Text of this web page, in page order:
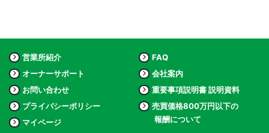
営業所紹介
オーナーサポート
お問い合わせ
プライバシーポリシー
マイページ
FAQ
会社案内
重要事項説明書 説明資料
売買価格800万円以下の
報酬について